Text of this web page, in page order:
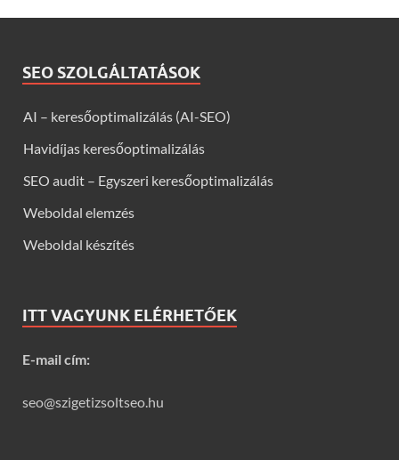
SEO SZOLGÁLTATÁSOK
AI – keresőoptimalizálás (AI-SEO)
Havidíjas keresőoptimalizálás
SEO audit – Egyszeri keresőoptimalizálás
Weboldal elemzés
Weboldal készítés
ITT VAGYUNK ELÉRHETŐEK
E-mail cím:
seo@szigetizsoltseo.hu